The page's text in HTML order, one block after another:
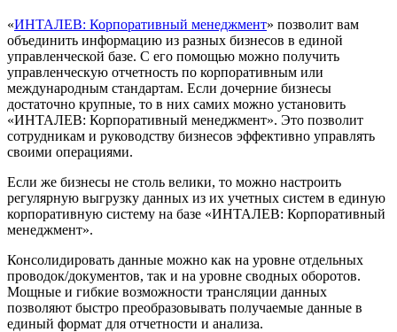
«ИНТАЛЕВ: Корпоративный менеджмент» позволит вам
объединить информацию из разных бизнесов в единой
управленческой базе. С его помощью можно получить
управленческую отчетность по корпоративным или
международным стандартам. Если дочерние бизнесы
достаточно крупные, то в них самих можно установить
«ИНТАЛЕВ: Корпоративный менеджмент». Это позволит
сотрудникам и руководству бизнесов эффективно управлять
своими операциями.
Если же бизнесы не столь велики, то можно настроить
регулярную выгрузку данных из их учетных систем в единую
корпоративную систему на базе «ИНТАЛЕВ: Корпоративный
менеджмент».
Консолидировать данные можно как на уровне отдельных
проводок/документов, так и на уровне сводных оборотов.
Мощные и гибкие возможности трансляции данных
позволяют быстро преобразовывать получаемые данные в
единый формат для отчетности и анализа.